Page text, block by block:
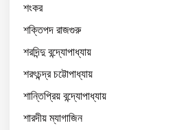
শংকর
শক্তিপদ রাজগুরু
শরদিন্দু বন্দ্যোপাধ্যায়
শরৎচন্দ্র চট্টোপাধ্যায়
শান্তিপ্রিয় বন্দ্যোপাধ্যায়
শারদীয় ম্যাগাজিন